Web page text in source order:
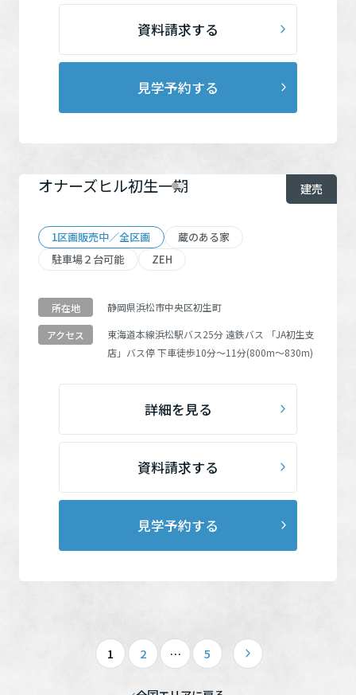
資料請求する
見学予約する
建売
オナーズヒル初生一期
1区画販売中／全区画
蔵のある家
駐車場２台可能
ZEH
所在地 静岡県浜松市中央区初生町
アクセス 東海道本線浜松駅バス25分 遠鉄バス
「JA初生支
店」 バス停 下車徒歩10分～11分(800m～830m)
詳細を見る
資料請求する
見学予約する
1 2 … 5